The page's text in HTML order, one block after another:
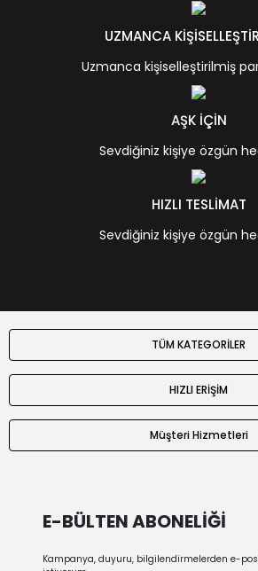
UZMANCA
Uzmanca kişiselleştirilmiş
AŞK İÇİN
Sevdiğiniz kişiye özgün
HIZLI TESLİMAT
Sevdiğiniz kişiye özgün
TÜM KATEGORİLER
HIZLI ERİŞİM
Müşteri Hizmetleri
E-BÜLTEN ABONELİĞİ
Kampanya, duyuru, bilgilendirmelerden e-